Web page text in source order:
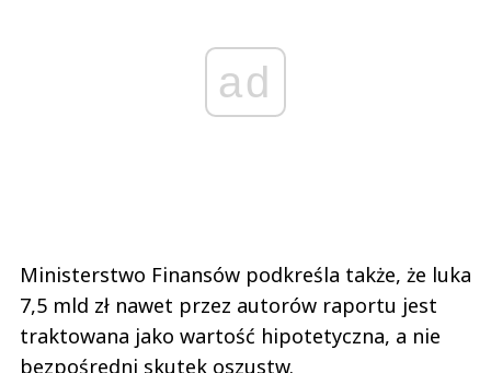
ad
Ministerstwo Finansów podkreśla także, że luka
7,5 mld zł nawet przez autorów raportu jest
traktowana jako wartość hipotetyczna, a nie
bezpośredni skutek oszustw.